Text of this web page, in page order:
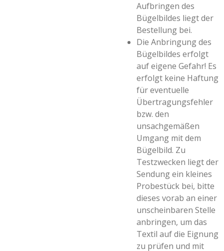
Aufbringen des
Bügelbildes liegt der
Bestellung bei.
Die Anbringung des
Bügelbildes erfolgt
auf eigene Gefahr! Es
erfolgt keine Haftung
für eventuelle
Übertragungsfehler
bzw. den
unsachgemäßen
Umgang mit dem
Bügelbild. Zu
Testzwecken liegt der
Sendung ein kleines
Probestück bei, bitte
dieses vorab an einer
unscheinbaren Stelle
anbringen, um das
Textil auf die Eignung
zu prüfen und mit